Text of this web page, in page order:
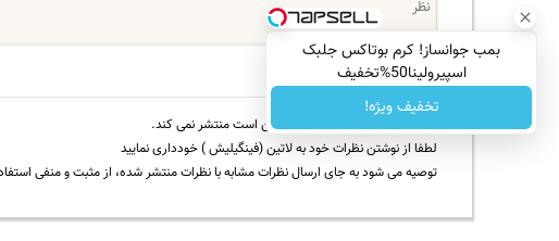
بمب جوانساز! کرم بوتاکس جلبک
اسپیرولینا50%تخفیف
تخفیف ویژه!
خبرگزاری نظراتی را که حاوی توهین است منتشر نمی کند.
لطفا از نوشتن نظرات خود به لاتین (فینگیلیش ) خودداری نمایید
توصیه می شود به جای ارسال نظرات مشابه با نظرات منتشر شده، از مثبت و منفی